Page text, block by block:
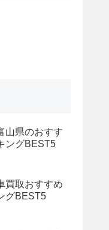
山県のおすす
ングBEST5
買取おすすめ
グBEST5